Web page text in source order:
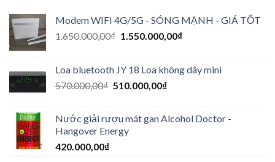
Modem WIFI 4G/5G - SÓNG MẠNH - GIÁ TỐT
1.650.000,00₫ 1.550.000,00₫
Loa bluetooth JY 18 Loa không dây mini
570.000,00₫ 510.000,00₫
Nước giải rượu mát gan Alcohol Doctor -
Hangover Energy
420.000,00₫